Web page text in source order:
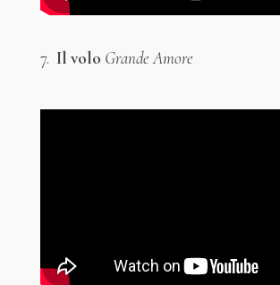
7. Il volo Grande Amore